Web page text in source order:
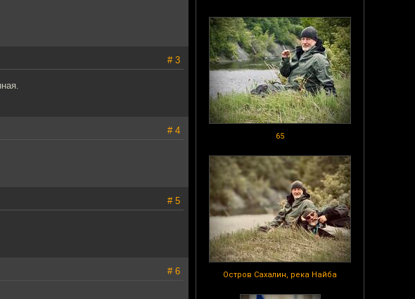
65
Остров Сахалин, река Найба
# 3
# 4
# 5
# 6